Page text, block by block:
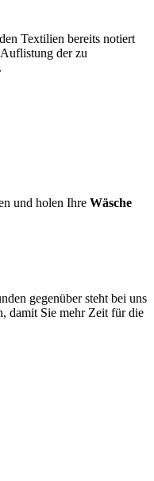
Textilien bereits notiert
der zu
und holen Ihre Wäsche
gegenüber steht bei uns
damit Sie mehr Zeit für die